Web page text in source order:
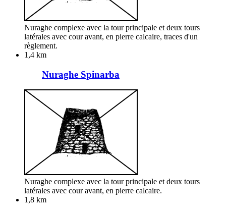
Nuraghe complexe avec la tour principale et deux tours
latérales avec cour avant, en pierre calcaire, traces d'un
règlement.
1,4 km
Nuraghe Spinarba
Nuraghe complexe avec la tour principale et deux tours
latérales avec cour avant, en pierre calcaire.
1,8 km